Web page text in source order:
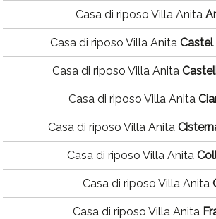
Casa di riposo Villa Anita
Casa di riposo Villa Anita
Casa di riposo Villa Anita
Casa di riposo Villa Anita
Casa di riposo Villa Anita
Casa di riposo Villa Anita
Casa di riposo Villa Anita
Casa di riposo Villa Anita